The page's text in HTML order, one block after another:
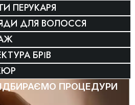
ПЕРУКАРЯ
ДЛЯ ВОЛОССЯ
БРІВ
ПРОЦЕДУРИ